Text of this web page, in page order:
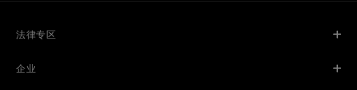
法律专区
企业